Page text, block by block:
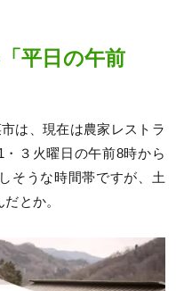
平日の午前
は、現在は農家レストラ
３火曜日の午前8時から
そうな時間帯ですが、土
とか。